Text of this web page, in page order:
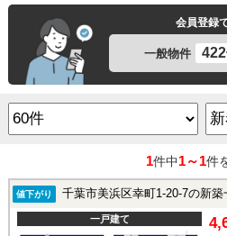
会員登録
一般物件
1件中1～1件
値下がり 千葉市美浜区幸町1-20-7の新築
一戸建て